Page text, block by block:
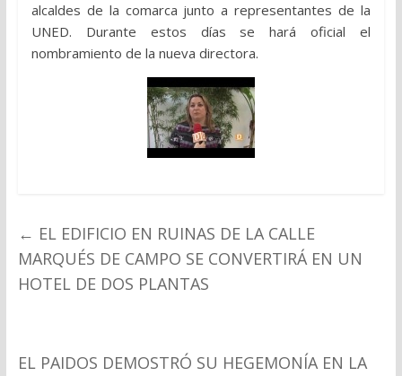
alcaldes de la comarca junto a representantes de la
UNED. Durante estos días se hará oficial el
nombramiento de la nueva directora.
← EL EDIFICIO EN RUINAS DE LA CALLE
MARQUÉS DE CAMPO SE CONVERTIRÁ EN UN
HOTEL DE DOS PLANTAS
EL PAIDOS DEMOSTRÓ SU HEGEMONÍA EN LA